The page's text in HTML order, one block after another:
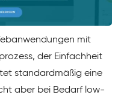
mit
der Einfachheit
standardmäßig eine
aber bei Bedarf low-